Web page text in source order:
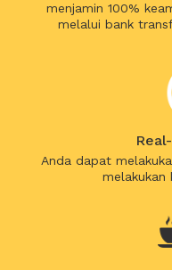
menjamin 100%
melalui bank
Anda dapat
melakukan